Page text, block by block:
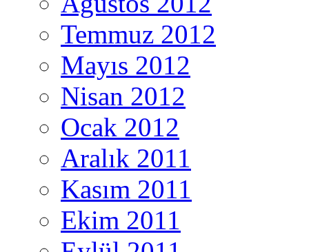
Temmuz 2012
Mayıs 2012
Nisan 2012
Ocak 2012
Aralık 2011
Kasım 2011
Ekim 2011